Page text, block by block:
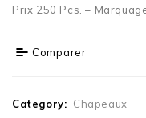
Prix 250 Pcs. –
Comparer
Category: Chapeaux